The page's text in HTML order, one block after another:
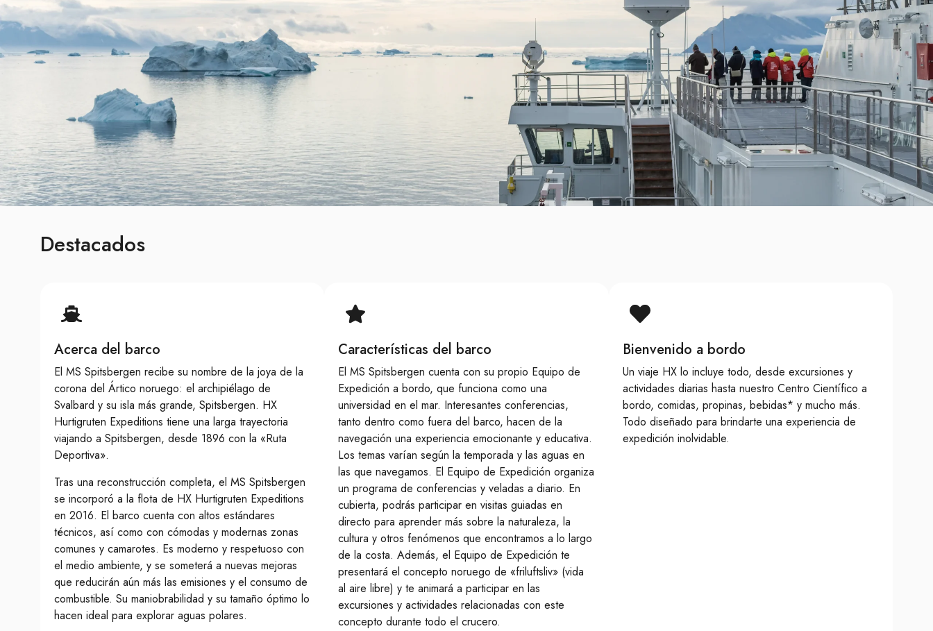
Destacados
Acerca del barco
El MS Spitsbergen recibe su nombre de la joya de la
corona del Ártico noruego: el archipiélago de
Svalbard y su isla más grande, Spitsbergen. HX
Hurtigruten Expeditions tiene una larga trayectoria
viajando a Spitsbergen, desde 1896 con la «Ruta
Deportiva».
Tras una reconstrucción completa, el MS Spitsbergen
se incorporó a la flota de HX Hurtigruten Expeditions
en 2016. El barco cuenta con altos estándares
técnicos, así como con cómodas y modernas zonas
comunes y camarotes. Es moderno y respetuoso con
el medio ambiente, y se someterá a nuevas mejoras
que reducirán aún más las emisiones y el consumo de
combustible. Su maniobrabilidad y su tamaño óptimo lo
hacen ideal para explorar aguas polares.
Características del barco
El MS Spitsbergen cuenta con su propio Equipo de
Expedición a bordo, que funciona como una
universidad en el mar. Interesantes conferencias,
tanto dentro como fuera del barco, hacen de la
navegación una experiencia emocionante y educativa.
Los temas varían según la temporada y las aguas en
las que navegamos. El Equipo de Expedición organiza
un programa de conferencias y veladas a diario. En
cubierta, podrás participar en visitas guiadas en
directo para aprender más sobre la naturaleza, la
cultura y otros fenómenos que encontramos a lo largo
de la costa. Además, el Equipo de Expedición te
presentará el concepto noruego de «friluftsliv» (vida
al aire libre) y te animará a participar en las
excursiones y actividades relacionadas con este
concepto durante todo el crucero.
Bienvenido a bordo
Un viaje HX lo incluye todo, desde excursiones y
actividades diarias hasta nuestro Centro Científico a
bordo, comidas, propinas, bebidas* y mucho más.
Todo diseñado para brindarte una experiencia de
expedición inolvidable.